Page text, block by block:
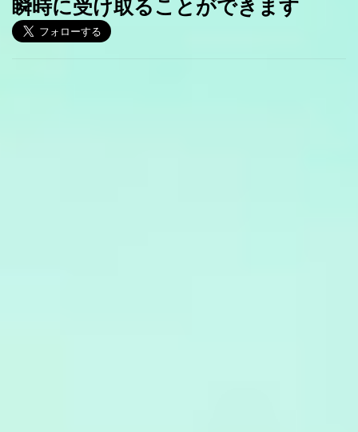
瞬時に受け取ることができます